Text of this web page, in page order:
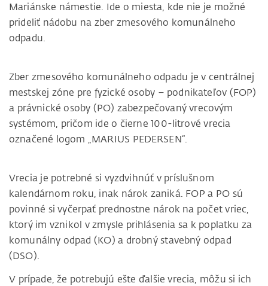
Mariánske námestie. Ide o miesta, kde nie je možné
prideliť nádobu na zber zmesového komunálneho
odpadu.
Zber zmesového komunálneho odpadu je v centrálnej
mestskej zóne pre fyzické osoby – podnikateľov (FOP)
a právnické osoby (PO) zabezpečovaný vrecovým
systémom, pričom ide o čierne 100-litrové vrecia
označené logom „MARIUS PEDERSEN“.
Vrecia je potrebné si vyzdvihnúť v príslušnom
kalendárnom roku, inak nárok zaniká. FOP a PO sú
povinné si vyčerpať prednostne nárok na počet vriec,
ktorý im vznikol v zmysle prihlásenia sa k poplatku za
komunálny odpad (KO) a drobný stavebný odpad
(DSO).
V prípade, že potrebujú ešte ďalšie vrecia, môžu si ich